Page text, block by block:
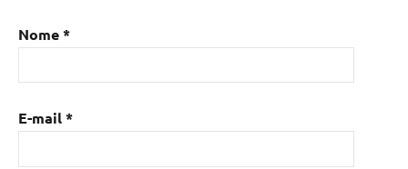
de
com
madeira
mesa
Nome*
E-mail*